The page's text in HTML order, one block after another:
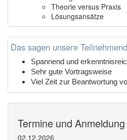
Theorie versus Praxis
Lösungsansätze
Das sagen unsere
Spannend und
Sehr gute Vortragsweise
Viel Zeit zur Beantwortung
Termine und Anmeldung
02.12.2026